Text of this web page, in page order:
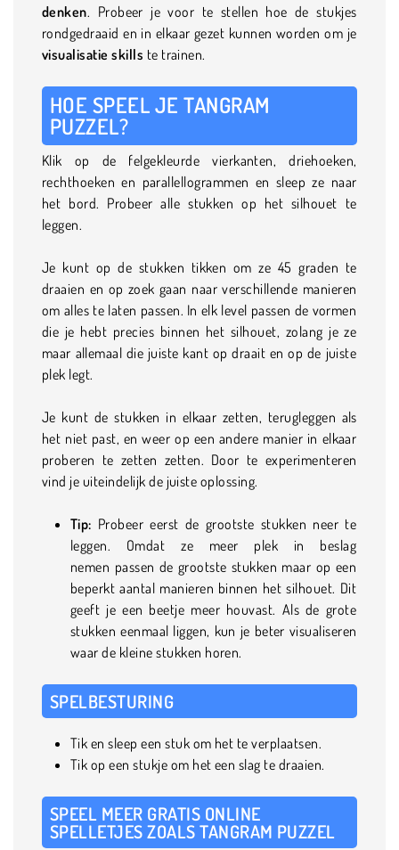
denken. Probeer je voor te stellen hoe de stukjes
rondgedraaid en in elkaar gezet kunnen worden om je
visualisatie skills te trainen.
HOE SPEEL JE TANGRAM
PUZZEL?
Klik op de felgekleurde vierkanten, driehoeken,
rechthoeken en parallellogrammen en sleep ze naar
het bord. Probeer alle stukken op het silhouet te
leggen.
Je kunt op de stukken tikken om ze 45 graden te
draaien en op zoek gaan naar verschillende manieren
om alles te laten passen. In elk level passen de vormen
die je hebt precies binnen het silhouet, zolang je ze
maar allemaal die juiste kant op draait en op de juiste
plek legt.
Je kunt de stukken in elkaar zetten, terugleggen als
het niet past, en weer op een andere manier in elkaar
proberen te zetten zetten. Door te experimenteren
vind je uiteindelijk de juiste oplossing.
Tip: Probeer eerst de grootste stukken neer te
leggen. Omdat ze meer plek in beslag
nemen passen de grootste stukken maar op een
beperkt aantal manieren binnen het silhouet. Dit
geeft je een beetje meer houvast. Als de grote
stukken eenmaal liggen, kun je beter visualiseren
waar de kleine stukken horen.
SPELBESTURING
Tik en sleep een stuk om het te verplaatsen.
Tik op een stukje om het een slag te draaien.
SPEEL MEER GRATIS ONLINE
SPELLETJES ZOALS TANGRAM PUZZEL